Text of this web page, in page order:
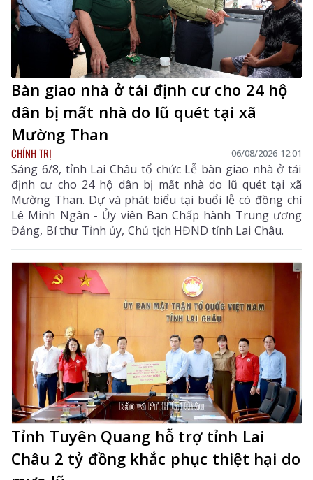
Bàn giao nhà ở tái định cư cho 24 hộ
dân bị mất nhà do lũ quét tại xã
Mường Than
CHÍNH TRỊ 06/08/2026 12:01
Sáng 6/8, tỉnh Lai Châu tổ chức Lễ bàn giao nhà ở tái
định cư cho 24 hộ dân bị mất nhà do lũ quét tại xã
Mường Than. Dự và phát biểu tại buổi lễ có đồng chí
Lê Minh Ngân - Ủy viên Ban Chấp hành Trung ương
Đảng, Bí thư Tỉnh ủy, Chủ tịch HĐND tỉnh Lai Châu.
Tỉnh Tuyên Quang hỗ trợ tỉnh Lai
Châu 2 tỷ đồng khắc phục thiệt hại do